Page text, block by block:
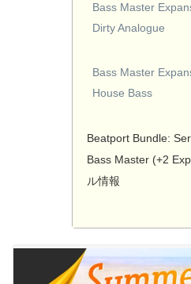
Bass Master
Dirty Analogue
Bass Master
House Bass
Beatport Bundle:
Bass Master (+2
ル情報